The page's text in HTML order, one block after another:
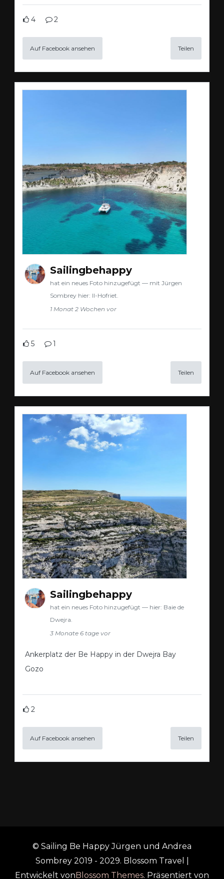
4 2
Auf Facebook ansehen Teilen
Sailingbehappy
hat ein neues Foto hinzugefügt — mit Jürgen
Sombrey hier: Il-Hofriet.
1 Monat 2 Wochen vor
5 1
Auf Facebook ansehen Teilen
Sailingbehappy
hat ein neues Foto hinzugefügt — hier: Baie de
Dwejra.
3 Monate 6 tage vor
Ankerplatz der Be Happy in der Dwejra Bay
Gozo
2
Auf Facebook ansehen Teilen
© Sailing Be Happy Jürgen und Andrea
Sombrey 2019 - 2029. Blossom Travel |
Entwickelt vonBlossom Themes. Präsentiert von